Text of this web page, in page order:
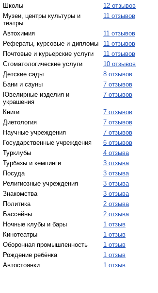
Школы
12 отзывов
Музеи, центры культуры и
театры
11 отзывов
Автохимия
11 отзывов
Рефераты, курсовые и дипломы
11 отзывов
Почтовые и курьерские услуги
11 отзывов
Стоматологические услуги
10 отзывов
Детские сады
8 отзывов
Бани и сауны
7 отзывов
Ювелирные изделия и
украшения
7 отзывов
Книги
7 отзывов
Диетология
7 отзывов
Научные учреждения
7 отзывов
Государственные учреждения
6 отзывов
Турклубы
4 отзыва
Турбазы и кемпинги
3 отзыва
Посуда
3 отзыва
Религиозные учреждения
3 отзыва
Знакомства
3 отзыва
Политика
2 отзыва
Бассейны
2 отзыва
Ночные клубы и бары
1 отзыв
Кинотеатры
1 отзыв
Оборонная промышленность
1 отзыв
Рождение ребёнка
1 отзыв
Автостоянки
1 отзыв